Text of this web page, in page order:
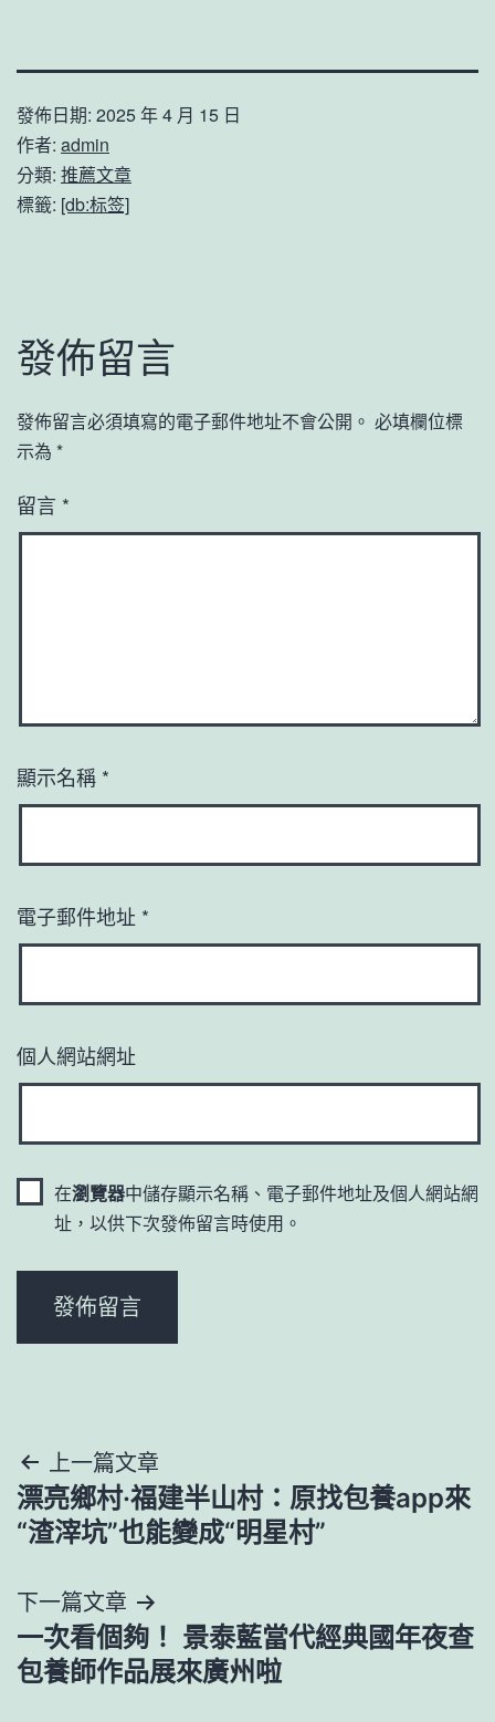
發佈日期: 2025 年 4 月 15 日
作者: admin
分類: 推薦文章
標籤: [db:标签]
發佈留言
發佈留言必須填寫的電子郵件地址不會公開。 必填欄位標
示為 *
留言 *
顯示名稱 *
電子郵件地址 *
個人網站網址
在瀏覽器中儲存顯示名稱、電子郵件地址及個人網站網
址，以供下次發佈留言時使用。
文
章
覽
上一篇文章
漂亮鄉村·福建半山村：原找包養app來
“渣滓坑”也能變成“明星村”
下一篇文章
一次看個夠！ 景泰藍當代經典國年夜查
包養師作品展來廣州啦